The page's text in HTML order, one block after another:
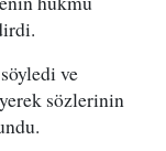
ve
sözlerinin